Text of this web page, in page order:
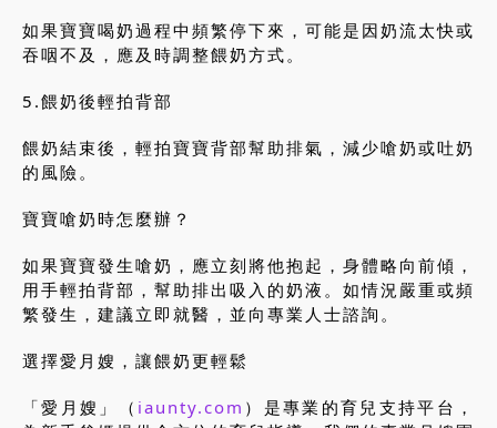
如果寶寶喝奶過程中頻繁停下來，可能是因奶流太快或
吞咽不及，應及時調整餵奶方式。
5.餵奶後輕拍背部
餵奶結束後，輕拍寶寶背部幫助排氣，減少嗆奶或吐奶
的風險。
寶寶嗆奶時怎麼辦？
如果寶寶發生嗆奶，應立刻將他抱起，身體略向前傾，
用手輕拍背部，幫助排出吸入的奶液。如情況嚴重或頻
繁發生，建議立即就醫，並向專業人士諮詢。
選擇愛月嫂，讓餵奶更輕鬆
「愛月嫂」（ iaunty.com ）是專業的育兒支持平台，